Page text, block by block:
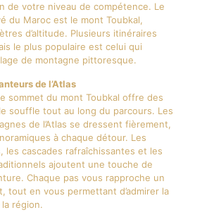
de votre niveau de compétence. Le
du Maroc est le mont Toubkal,
d’altitude. Plusieurs itinéraires
le plus populaire est celui qui
de montagne pittoresque.
de l’Atlas
sommet du mont Toubkal offre des
souffle tout au long du parcours. Les
de l’Atlas se dressent fièrement,
à chaque détour. Les
les cascades rafraîchissantes et les
ajoutent une touche de
Chaque pas vous rapproche un
tout en vous permettant d’admirer la
région.